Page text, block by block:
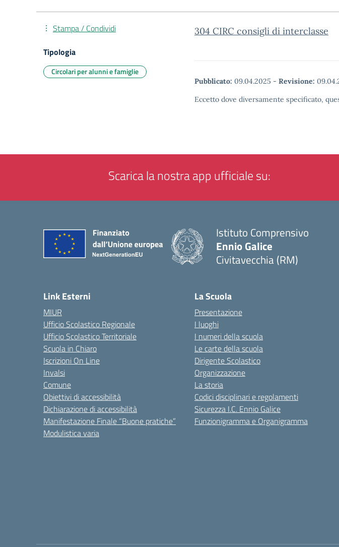
304 CIRC consigli di interclasse
Pubblicato: 09.04.2025 - Revisione:
Eccetto dove diversamente specificato,
Stampa / Condividi
Tipologia
Circolari per alunni e famiglie
Scarica la nostra app ufficiale su:
Istituto Comprensivo
Ennio Galice
Civitavecchia (RM)
Link Esterni
MIUR
Ufficio Scolastico Regionale
Ufficio Scolastico Territoriale
Scuola in Chiaro
Iscrizioni On Line
Invalsi
Comune
Obiettivi di accessibilità
Dichiarazione di accessibilità
Manifestazione Finale “Buone pratiche”
Modulistica varia
La Scuola
Presentazione
I luoghi
I numeri della scuola
Le carte della scuola
Dirigente Scolastico
Organizzazione
La storia
Codici disciplinari e regolamenti
Sicurezza I.C. Ennio Galice
Funzionigramma e Organigramma